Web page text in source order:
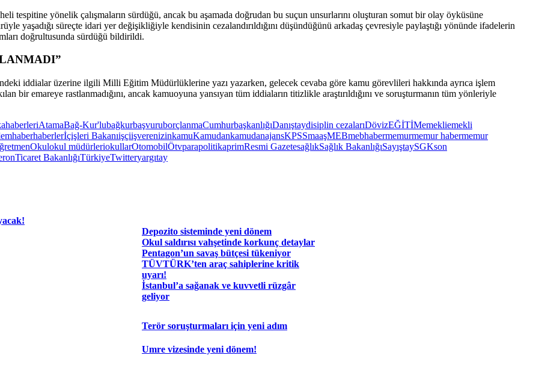
tespitine yönelik çalışmaların sürdüğü, ancak bu aşamada doğrudan bu suçun unsurlarını oluşturan somut bir olay öyküsüne
yaşadığı süreçte idari yer değişikliğiyle kendisinin cezalandırıldığını düşündüğünü arkadaş çevresiyle paylaştığı yönünde ifadelerin
doğrultusunda sürdüğü bildirildi.
iddialar üzerine ilgili Milli Eğitim Müdürlüklerine yazı yazarken, gelecek cevaba göre kamu görevlileri hakkında ayrıca işlem
bir emareye rastlanmadığını, ancak kamuoyuna yansıyan tüm iddiaların titizlikle araştırıldığını ve soruşturmanın tüm yönleriyle
AtamaBağ-Kur'lubağkurbaşvuruborçlanmaCumhurbaşkanlığıDanıştaydisiplin cezalarıDövizEĞİTİMemekliemekli
haberhaberlerİçişleri BakanıişçiişverenizinkamuKamudankamudanajansKPSSmaaşMEBmebhabermemurmemur habermemur
Okulokul müdürleriokullarOtomobilÖtvparapolitikaprimResmi GazetesağlıkSağlık BakanlığıSayıştaySGKson
Ticaret BakanlığıTürkiyeTwitteryargıtay
Depozito sisteminde yeni dönem
Okul saldırısı vahşetinde korkunç detaylar
Pentagon’un savaş bütçesi tükeniyor
TÜVTÜRK’ten araç sahiplerine kritik
uyarı!
İstanbul’a sağanak ve kuvvetli rüzgâr
geliyor
Terör soruşturmaları için yeni adım
Umre vizesinde yeni dönem!